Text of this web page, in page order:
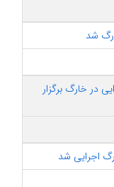
شد
در خارگ برگزار
اجرایی شد